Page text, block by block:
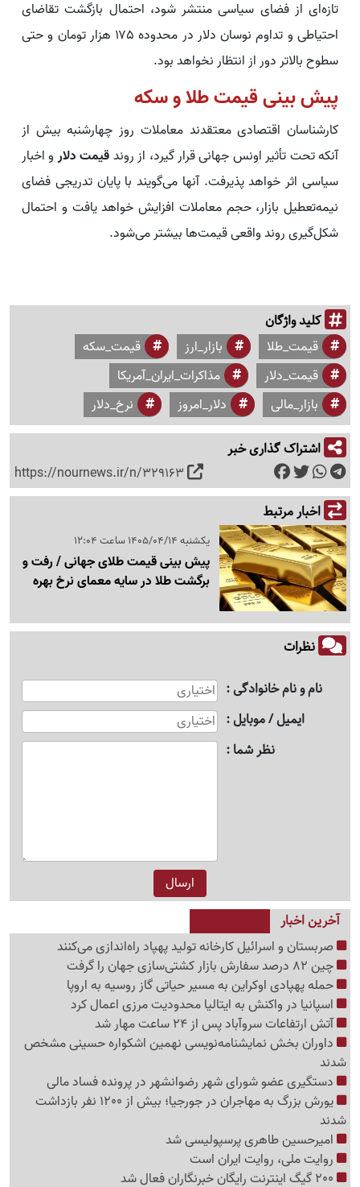
تازه‌ای از فضای سیاسی منتشر شود، احتمال بازگشت تقاضای
احتیاطی و تداوم نوسان دلار در محدوده ۱۷۵ هزار تومان و حتی
سطوح بالاتر دور از انتظار نخواهد بود.
پیش ‌بینی قیمت طلا و سکه
کارشناسان اقتصادی معتقدند معاملات روز چهارشنبه بیش از
آنکه تحت تأثیر اونس جهانی قرار گیرد، از روندقیمت دلارو اخبار
سیاسی اثر خواهد پذیرفت. آنها می‌گویند با پایان تدریجی فضای
نیمه‌تعطیل بازار، حجم معاملات افزایش خواهد یافت و احتمال
شکل‌گیری روند واقعی قیمت‌ها بیشتر می‌شود.
کلید واژگان
قیمت_طلا بازار_ارز
قیمت_سکه
قیمت_دلار
مذاکرات_ایران_آمریکا
بازار_مالی
دلار_امروز نرخ_دلار
اشتراک گذاری خبر
https://nournews.ir/n/329163
اخبار مرتبط
یکشنبه 1405/04/14 ساعت 12:04
پیش بینی قیمت طلای جهانی / رفت و
برگشت طلا در سایه معمای نرخ بهره
نظرات
نام و نام خانوادگی
ایمیل / موبایل
نظر شما
آخرین اخبار
صربستان و اسرائیل کارخانه تولید پهپاد راه‌اندازی می‌کنند
چین 82 درصد سفارش بازار کشتی‌سازی جهان را گرفت
حمله پهپادی اوکراین به مسیر حیاتی گاز روسیه به اروپا
اسپانیا در واکنش به ایتالیا محدودیت مرزی اعمال کرد
آتش ارتفاعات سروآباد پس از 24 ساعت مهار شد
داوران بخش نمایشنامه‌نویسی نهمین اشکواره حسینی مشخص
شدند
دستگیری عضو شورای شهر رضوانشهر در پرونده فساد مالی
یورش بزرگ به مهاجران در جورجیا؛ بیش از 1200 نفر بازداشت
شدند
امیرحسین طاهری پرسپولیسی شد
روایت ملی، روایت ایران است